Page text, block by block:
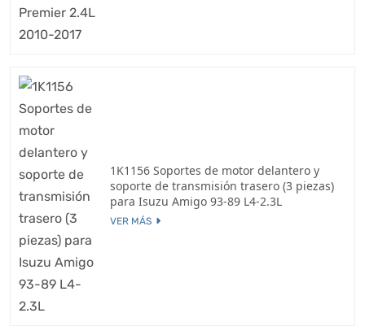
1K1156 Soportes de motor delantero y
soporte de transmisión trasero (3 piezas)
para Isuzu Amigo 93-89 L4-2.3L
VER MÁS